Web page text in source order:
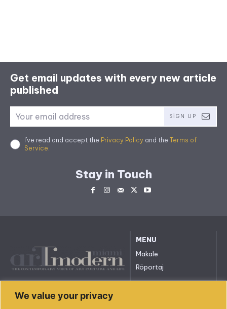
We value your privacy
Get email updates with every new article
published
SIGN UP
I've read and accept the Privacy Policy and the Terms of
Service
Stay in Touch
arttmodernmiami.com
MENU
Makale
Röportaj